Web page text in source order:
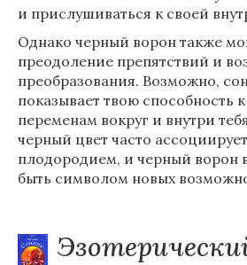
и прислушиваться к своей
Однако черный ворон также
преодоление препятствий и
преобразования. Возможно,
показывает твою способность
переменам вокруг и внутри
черный цвет часто
плодородием, и черный ворон
быть символом новых